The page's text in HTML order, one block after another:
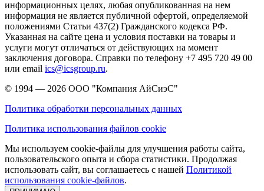
информационных целях, любая опубликованная на нем
информация не является публичной офертой, определяемой
положениями Статьи 437(2) Гражданского кодекса РФ.
Указанная на сайте цена и условия поставки на товары и
услуги могут отличаться от действующих на момент
заключения договора. Справки по телефону +7 495 720 49 00
или email ics@icsgroup.ru.
© 1994 — 2026 ООО "Компания АйСиэС"
Политика обработки персональных данных
Политика использования файлов cookie
Мы используем cookie-файлы для улучшения работы сайта,
пользовательского опыта и сбора статистики. Продолжая
использовать сайт, вы соглашаетесь с нашей Политикой
использования cookie-файлов.